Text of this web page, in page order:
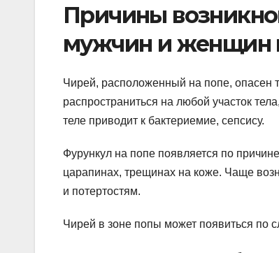
Причины
мужчин и женщин
Чирей, расположенный на попе, опасен
распространиться на любой участок
теле приводит к бактериемие, сепсису.
Фурункул на попе появляется по
царапинах, трещинах на коже. Чаще
и потертостям.
Чирей в зоне попы может появиться по